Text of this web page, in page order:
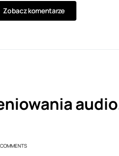
Zobacz komentarze